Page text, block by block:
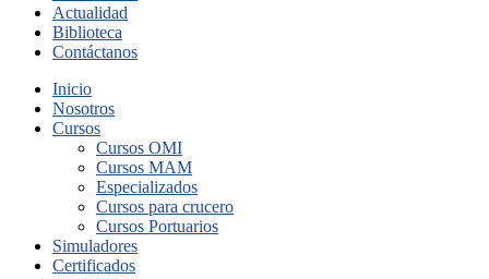
Actualidad
Biblioteca
Contáctanos
Inicio
Nosotros
Cursos
Cursos OMI
Cursos MAM
Especializados
Cursos para crucero
Cursos Portuarios
Simuladores
Certificados